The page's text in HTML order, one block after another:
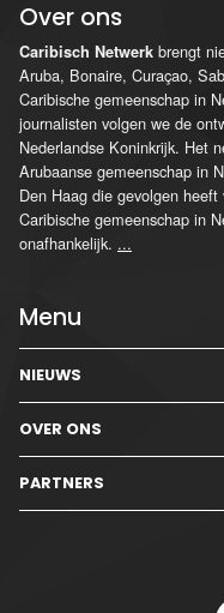
Over ons
Caribisch Netwerk brengt
Aruba, Bonaire, Curaçao,
Caribische gemeenschap in
journalisten volgen we de
Nederlandse Koninkrijk. Het
Arubaanse gemeenschap in
Den Haag die gevolgen
Caribische gemeenschap in
onafhankelijk. ...
Menu
NIEUWS
OVER ONS
PARTNERS